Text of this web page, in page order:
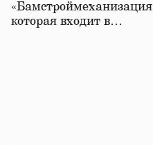
которая входит в…